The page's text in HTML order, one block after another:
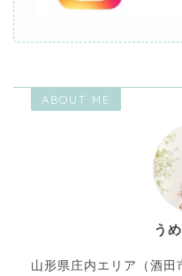
ABOUT ME
う
山形県庄内エリア（酒田